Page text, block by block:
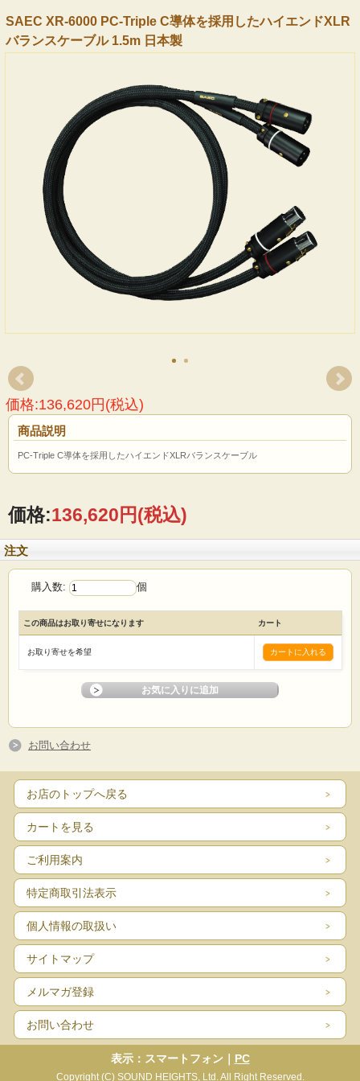
SAEC XR-6000 PC-Triple C導体を採用したハイエンドXLR
バランスケーブル 1.5m 日本製
価格:136,620円(税込)
商品説明
PC-Triple C導体を採用したハイエンドXLRバランスケーブル
価格:136,620円(税込)
注文
購入数: 個
この商品はお取り寄せになります カート
お取り寄せを希望
お問い合わせ
お店のトップへ戻る
カートを見る
ご利用案内
特定商取引法表示
個人情報の取扱い
サイトマップ
メルマガ登録
お問い合わせ
表示：スマートフォン｜ PC
Copyright (C) SOUND HEIGHTS, Ltd. All Right Reserved.